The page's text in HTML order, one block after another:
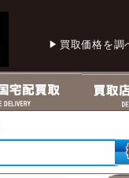
買取価格を調